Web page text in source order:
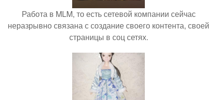
Работа в MLM, то есть сетевой компании сейчас
неразрывно связана с создание своего контента, своей
страницы в соц сетях.